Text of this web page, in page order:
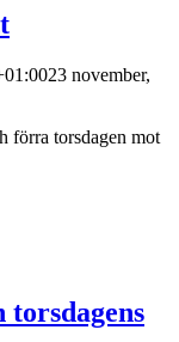
23 november,
förra torsdagen mot